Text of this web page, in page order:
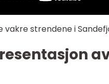
vakre strendene i